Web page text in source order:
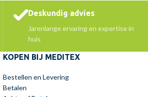
Deskundig advies
Jarenlange ervaring en expertise in
huis
KOPEN BIJ MEDITEX
Bestellen en Levering
Betalen